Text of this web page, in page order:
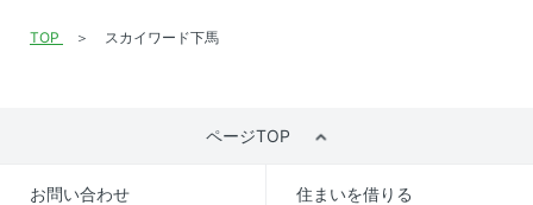
TOP スカイワード下馬
ページTOP
お問い合わせ 住まいを借りる